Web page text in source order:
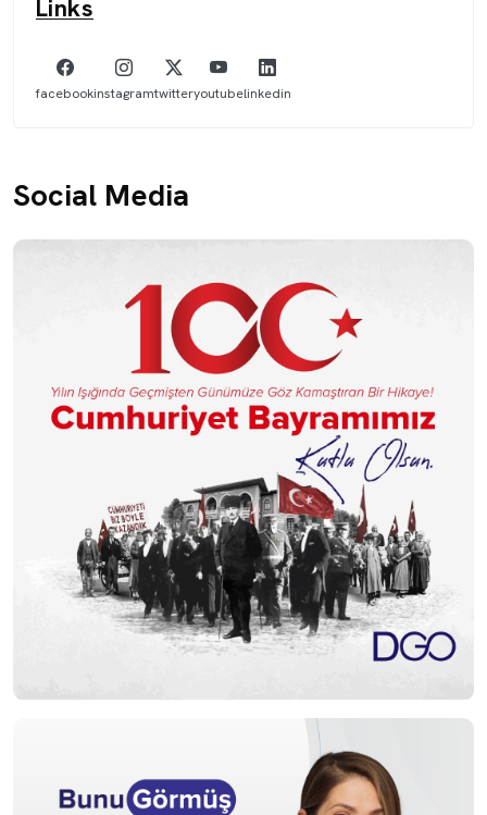
Links
facebookinstagramtwitteryoutubelinkedin
Social Media